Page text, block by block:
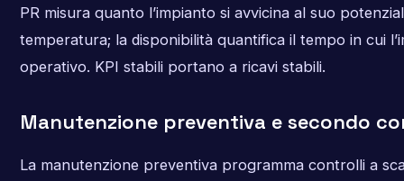
PR misura quanto l’impianto si avvicina al suo
temperatura; la disponibilità quantifica il tempo in cui
operativo. KPI stabili portano a ricavi stabili.
Manutenzione preventiva e secondo
La manutenzione preventiva programma controlli a